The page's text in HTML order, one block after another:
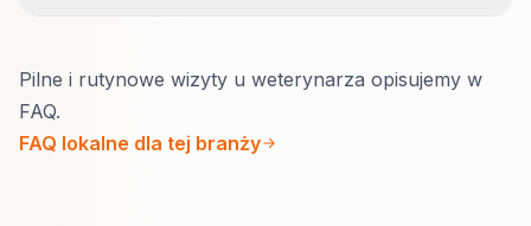
Awaria potrzebuje telefonu na wierzchu,
krótkiej instrukcji przed przyjazdem i
prawdziwych godzin.
Pilne i rutynowe wizyty u weterynarza opisujemy w
FAQ.
FAQ lokalne dla tej branży